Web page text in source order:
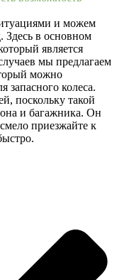
и можем
Здесь в основном
является
мы предлагаем
можно
запасного колеса.
поскольку такой
и багажника. Он
приезжайте к